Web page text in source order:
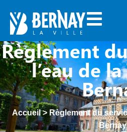
Règlement
l’eau de
Accueil>Règlement du
Bernay